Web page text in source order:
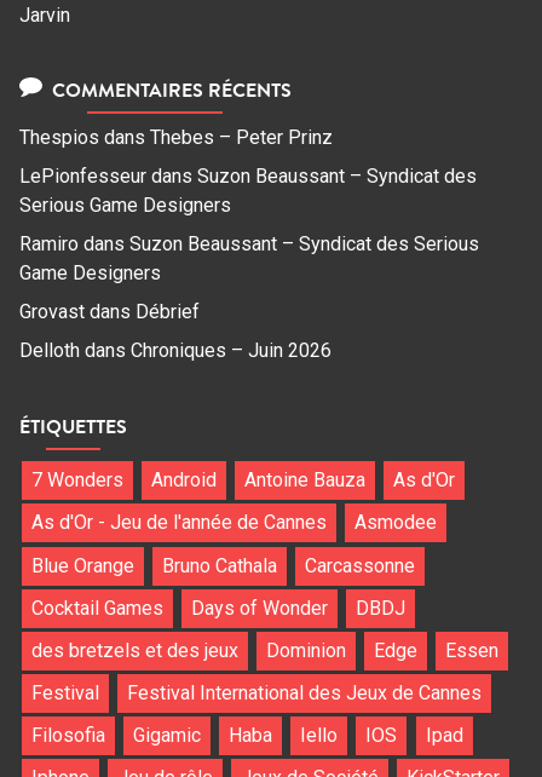
Jarvin
COMMENTAIRES RÉCENTS
Thespios dans Thebes – Peter Prinz
LePionfesseur dans Suzon Beaussant – Syndicat des
Serious Game Designers
Ramiro dans Suzon Beaussant – Syndicat des Serious
Game Designers
Grovast dans Débrief
Delloth dans Chroniques – Juin 2026
ÉTIQUETTES
7 Wonders Android Antoine Bauza
As d'Or
As d'Or - Jeu de l'année de Cannes
Asmodee
Blue Orange
Bruno Cathala
Carcassonne
Cocktail Games
Days of Wonder
DBDJ
des bretzels et des jeux
Dominion Edge
Essen
Festival
Festival International des Jeux de Cannes
Filosofia
Gigamic Haba Iello IOS
Ipad